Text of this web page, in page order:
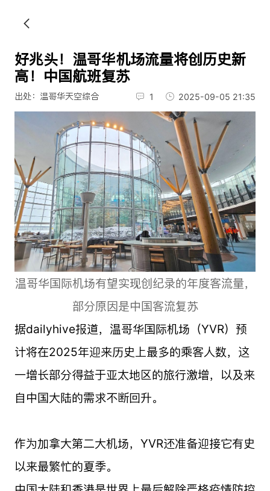
好兆头！温哥华机场流量将创历史新
高！中国航班复苏
出处：温哥华天空综合 1 2025-09-05 21:35
温哥华国际机场有望实现创纪录的年度客流量，
部分原因是中国客流复苏
据dailyhive报道，温哥华国际机场（YVR）预
计将在2025年迎来历史上最多的乘客人数，这
一增长部分得益于亚太地区的旅行激增，以及来
自中国大陆的需求不断回升。
作为加拿大第二大机场，YVR还准备迎接它有史
以来最繁忙的夏季。